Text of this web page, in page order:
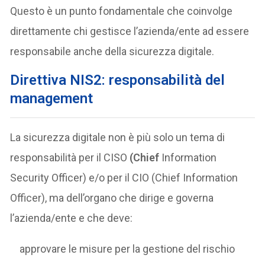
Questo è un punto fondamentale che coinvolge
direttamente chi gestisce l’azienda/ente ad essere
responsabile anche della sicurezza digitale.
Direttiva NIS2: responsabilità del
management
La sicurezza digitale non è più solo un tema di
responsabilità per il CISO (Chief Information
Security Officer) e/o per il CIO (Chief Information
Officer), ma dell’organo che dirige e governa
l’azienda/ente e che deve:
approvare le misure per la gestione del rischio